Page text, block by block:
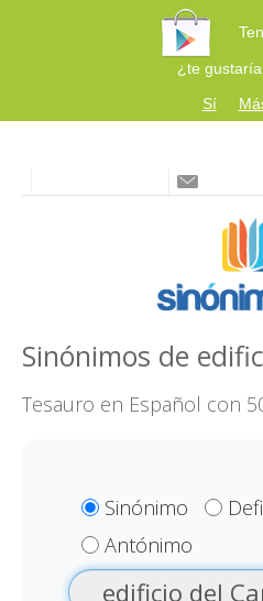
¿te gustaría
Sí
Sinónimos de
Tesauro en Español con
Sinónimo
Antónimo